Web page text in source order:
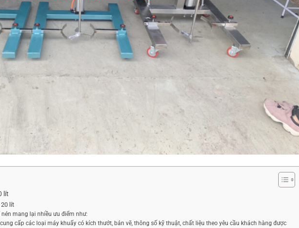
lít
lít
mang lại nhiều ưu điểm như:
cấp các loại máy khuấy có kích thướt, bản vẽ, thông số kỹ thuật, chất liệu theo yêu cầu khách hàng được